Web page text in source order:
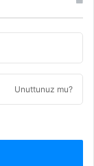
Unuttunuz mu?